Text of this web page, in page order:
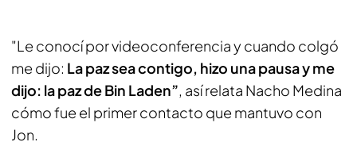
"Le conocí por videoconferencia y cuando colgó
me dijo: La paz sea contigo, hizo una pausa y me
dijo: la paz de Bin Laden”, así relata Nacho Medina
cómo fue el primer contacto que mantuvo con
Jon.